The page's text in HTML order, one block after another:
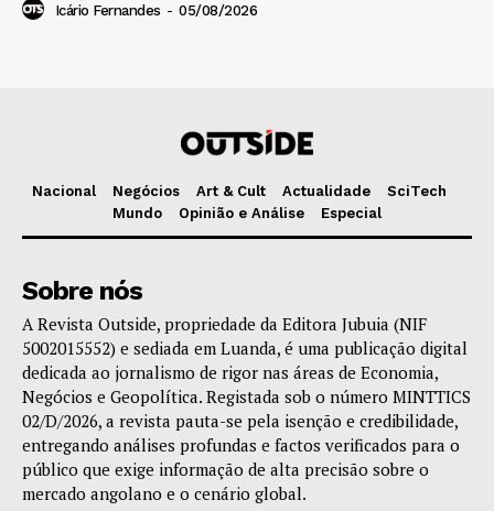
Icário Fernandes - 05/08/2026
Nacional Negócios Art & Cult Actualidade
SciTech
Mundo
Opinião e Análise Especial
Sobre nós
A Revista Outside, propriedade da Editora Jubuia (NIF
5002015552) e sediada em Luanda, é uma publicação digital
dedicada ao jornalismo de rigor nas áreas de Economia,
Negócios e Geopolítica. Registada sob o número MINTTICS
02/D/2026, a revista pauta-se pela isenção e credibilidade,
entregando análises profundas e factos verificados para o
público que exige informação de alta precisão sobre o
mercado angolano e o cenário global.